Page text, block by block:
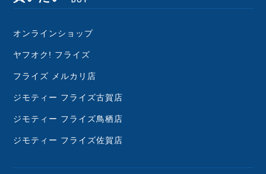
オンラインショップ
ヤフオク! フライズ
フライズ メルカリ店
ジモティー フライズ古賀店
ジモティー フライズ鳥栖店
ジモティー フライズ佐賀店